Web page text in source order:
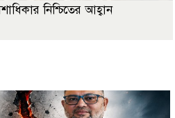
নিশ্চিতের আহ্বান